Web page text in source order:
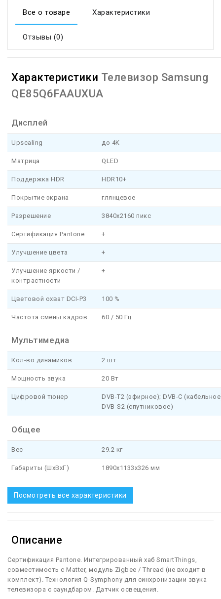
Все о товаре Характеристики
Отзывы (0)
Характеристики Телевизор Samsung
QE85Q6FAAUXUA
Дисплей
Upscaling до 4K
Матрица QLED
Поддержка HDR HDR10+
Покрытие экрана глянцевое
Разрешение 3840x2160 пикс
Сертификация Pantone +
Улучшение цвета +
Улучшение яркости /
контрастности
+
Цветовой охват DCI-P3 100 %
Частота смены кадров 60 / 50 Гц
Мультимедиа
Кол-во динамиков 2 шт
Мощность звука 20 Вт
Цифровой тюнер
DVB-T2 (эфирное); DVB-C
DVB-S2 (спутниковое)
Общее
Вес 29.2 кг
Габариты (ШхВхГ) 1890x1133x326 мм
Посмотреть все характеристики
Описание
Сертификация Pantone. Интегрированный хаб SmartThings,
совместимость с Matter, модуль Zigbee / Thread (не входит в
комплект). Технология Q-Symphony для синхронизации звука
телевизора с саундбаром. Датчик освещения.